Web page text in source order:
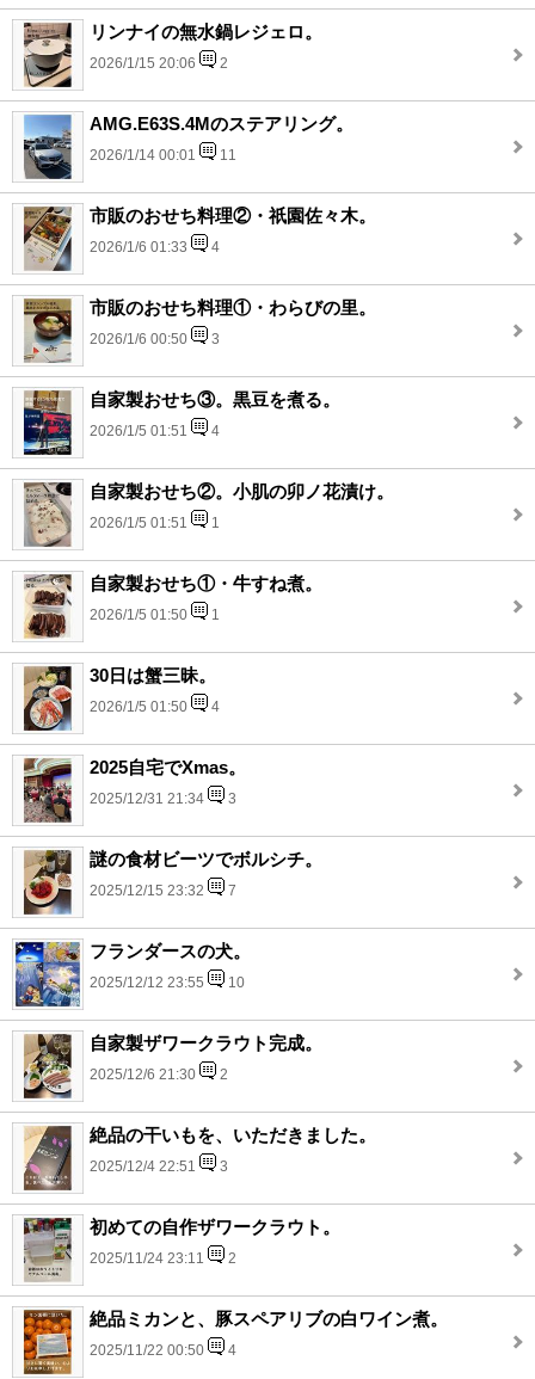
リンナイの無水鍋レジェロ。
2026/1/15 20:06 2
AMG.E63S.4Mのステアリング。
2026/1/14 00:01 11
市販のおせち料理②・祇園佐々木。
2026/1/6 01:33 4
市販のおせち料理①・わらびの里。
2026/1/6 00:50 3
自家製おせち③。黒豆を煮る。
2026/1/5 01:51 4
自家製おせち②。小肌の卯ノ花漬け。
2026/1/5 01:51 1
自家製おせち①・牛すね煮。
2026/1/5 01:50 1
30日は蟹三昧。
2026/1/5 01:50 4
2025自宅でXmas。
2025/12/31 21:34 3
謎の食材ビーツでボルシチ。
2025/12/15 23:32 7
フランダースの犬。
2025/12/12 23:55 10
自家製ザワークラウト完成。
2025/12/6 21:30 2
絶品の干いもを、いただきました。
2025/12/4 22:51 3
初めての自作ザワークラウト。
2025/11/24 23:11 2
絶品ミカンと、豚スペアリブの白ワイン煮。
2025/11/22 00:50 4